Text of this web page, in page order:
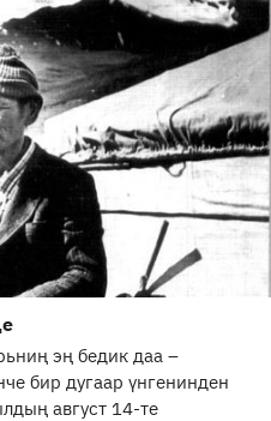
эң бедик даа –
бир дугаар үнгенинден
август 14-те